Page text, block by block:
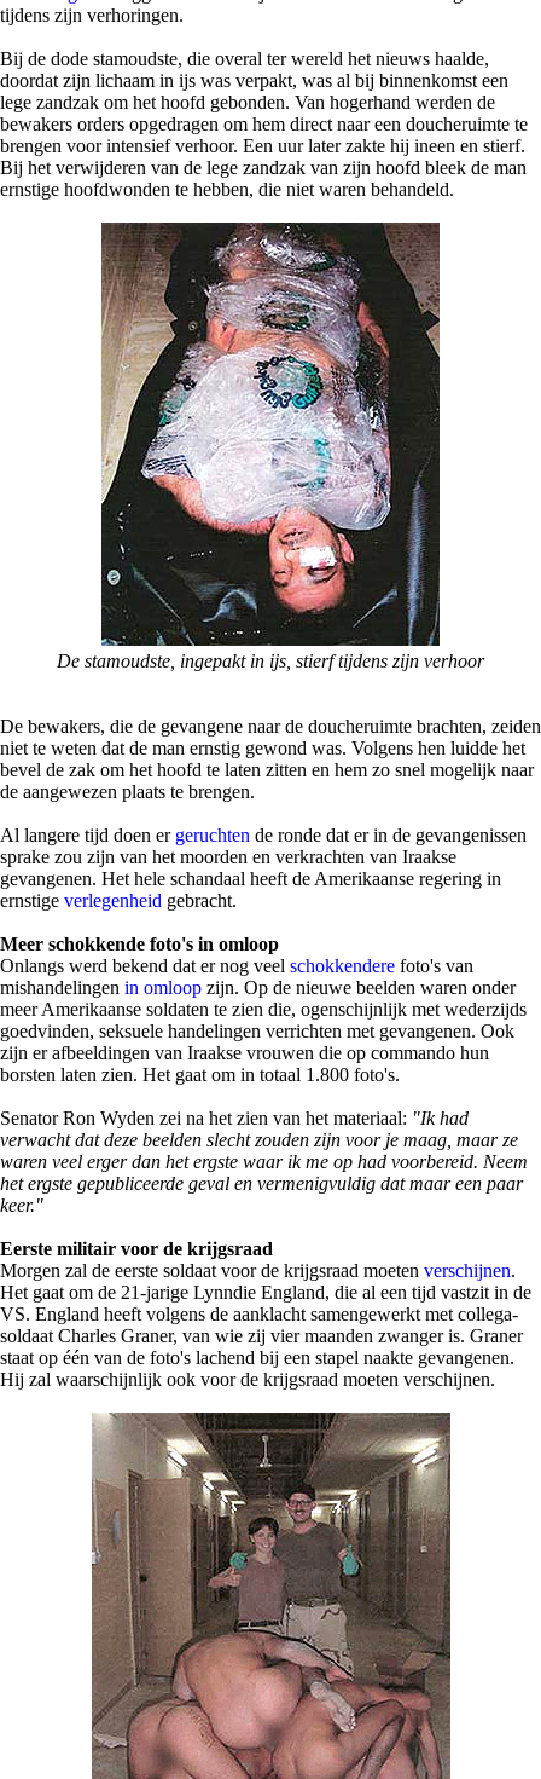
tijdens zijn verhoringen.
Bij de dode stamoudste, die overal ter wereld het nieuws haalde,
doordat zijn lichaam in ijs was verpakt, was al bij binnenkomst een
lege zandzak om het hoofd gebonden. Van hogerhand werden de
bewakers orders opgedragen om hem direct naar een doucheruimte te
brengen voor intensief verhoor. Een uur later zakte hij ineen en stierf.
Bij het verwijderen van de lege zandzak van zijn hoofd bleek de man
ernstige hoofdwonden te hebben, die niet waren behandeld.
De stamoudste, ingepakt in ijs, stierf tijdens zijn verhoor
De bewakers, die de gevangene naar de doucheruimte brachten, zeiden
niet te weten dat de man ernstig gewond was. Volgens hen luidde het
bevel de zak om het hoofd te laten zitten en hem zo snel mogelijk naar
de aangewezen plaats te brengen.
Al langere tijd doen er geruchten de ronde dat er in de gevangenissen
sprake zou zijn van het moorden en verkrachten van Iraakse
gevangenen. Het hele schandaal heeft de Amerikaanse regering in
ernstige verlegenheid gebracht.
Meer schokkende foto's in omloop
Onlangs werd bekend dat er nog veel schokkendere foto's van
mishandelingen in omloop zijn. Op de nieuwe beelden waren onder
meer Amerikaanse soldaten te zien die, ogenschijnlijk met wederzijds
goedvinden, seksuele handelingen verrichten met gevangenen. Ook
zijn er afbeeldingen van Iraakse vrouwen die op commando hun
borsten laten zien. Het gaat om in totaal 1.800 foto's.
Senator Ron Wyden zei na het zien van het materiaal: "Ik had
verwacht dat deze beelden slecht zouden zijn voor je maag, maar ze
waren veel erger dan het ergste waar ik me op had voorbereid. Neem
het ergste gepubliceerde geval en vermenigvuldig dat maar een paar
keer."
Eerste militair voor de krijgsraad
Morgen zal de eerste soldaat voor de krijgsraad moeten verschijnen.
Het gaat om de 21-jarige Lynndie England, die al een tijd vastzit in de
VS. England heeft volgens de aanklacht samengewerkt met collega-
soldaat Charles Graner, van wie zij vier maanden zwanger is. Graner
staat op één van de foto's lachend bij een stapel naakte gevangenen.
Hij zal waarschijnlijk ook voor de krijgsraad moeten verschijnen.